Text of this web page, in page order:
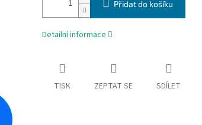
Přidat do košíku
Detailní informace
TISK ZEPTAT SE SDÍLET